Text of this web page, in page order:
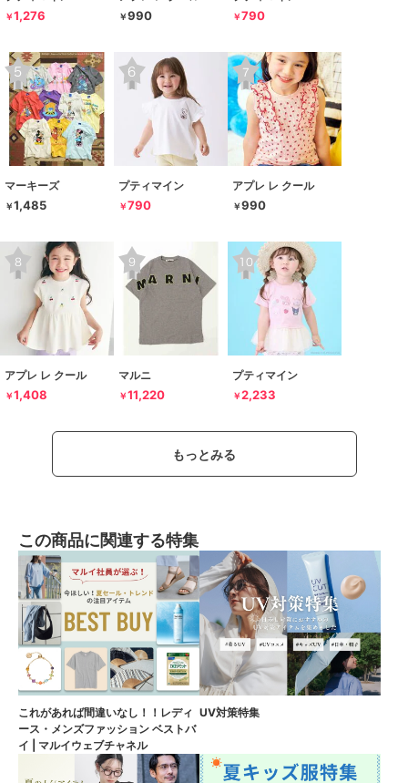
￥1,276 ￥990 ￥790
マーキーズ
￥1,485
プティマイン
￥790
アプレ レ クール
￥990
アプレ レ クール
￥1,408
マルニ
￥11,220
プティマイン
￥2,233
もっとみる
この商品に関連する特集
これがあれば間違いなし！！レディ
ース・メンズファッション ベストバ
イ | マルイウェブチャネル
UV対策特集